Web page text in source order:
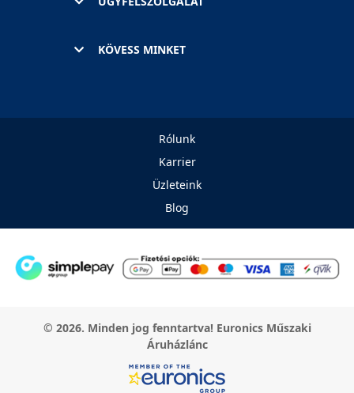
KÖVESS MINKET
Rólunk
Karrier
Üzleteink
Blog
© 2026. Minden jog fenntartva! Euronics Műszaki
Áruházlánc